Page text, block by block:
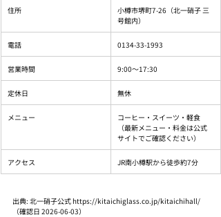
住所
小樽市堺町7-26（北一硝子 三
号館内）
電話 0134-33-1993
営業時間 9:00〜17:30
定休日 無休
メニュー
コーヒー・スイーツ・軽食
（最新メニュー・料金は公式
サイトでご確認ください）
アクセス JR南小樽駅から徒歩約7分
出典: 北一硝子公式 https://kitaichiglass.co.jp/kitaichihall/
（確認日 2026-06-03）